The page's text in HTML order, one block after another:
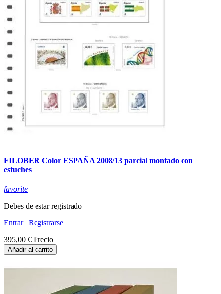
FILOBER Color ESPAÑA 2008/13 parcial montado con
estuches
favorite
Debes de estar registrado
Entrar| Registrarse
395,00 € Precio
Añadir al carrito